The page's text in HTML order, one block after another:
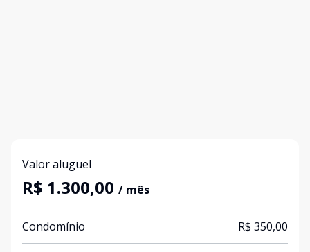
Valor aluguel
R$ 1.300,00 / mês
Condomínio R$ 350,00